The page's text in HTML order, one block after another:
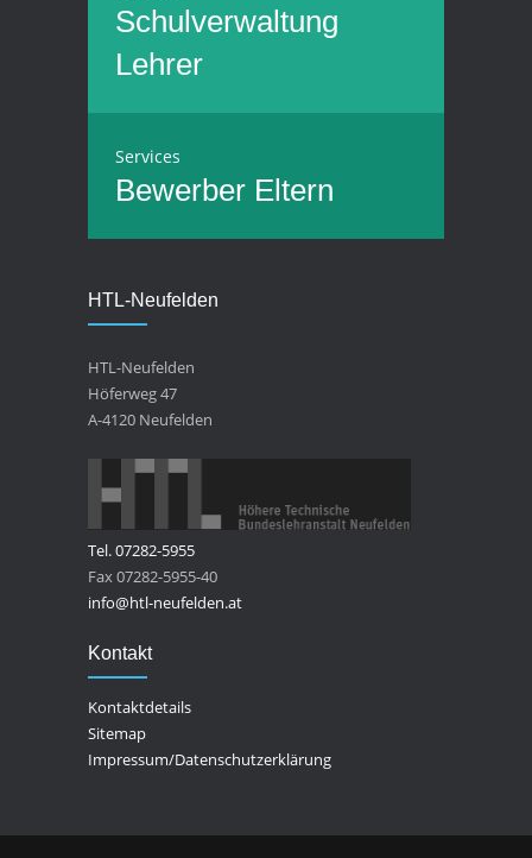
Schulverwaltung
Lehrer
Services
Bewerber Eltern
HTL-Neufelden
HTL-Neufelden
Höferweg 47
A-4120 Neufelden
Tel. 07282-5955
Fax 07282-5955-40
info@htl-neufelden.at
Kontakt
Kontaktdetails
Sitemap
Impressum/Datenschutzerklärung